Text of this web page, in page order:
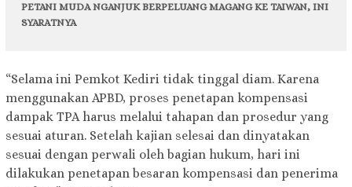
PETANI MUDA NGANJUK BERPELUANG MAGANG KE TAIWAN, INI
SYARATNYA
“Selama ini Pemkot Kediri tidak tinggal diam. Karena
menggunakan APBD, proses penetapan kompensasi
dampak TPA harus melalui tahapan dan prosedur yang
sesuai aturan. Setelah kajian selesai dan dinyatakan
sesuai dengan perwali oleh bagian hukum, hari ini
dilakukan penetapan besaran kompensasi dan penerima